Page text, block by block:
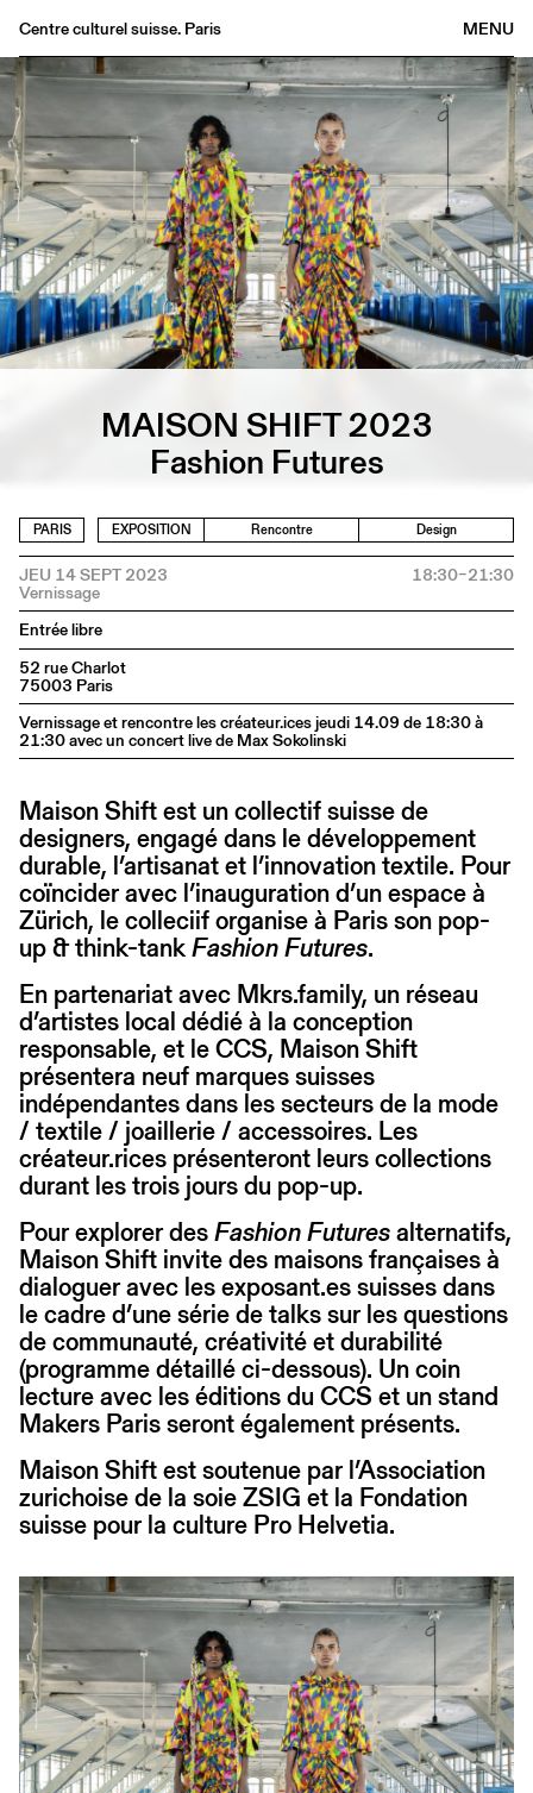
MENU
Centre culturel suisse. Paris
Agenda
Librairie
Buvette
Archives
Médiathèque
Éditions
Informations
FR/EN
MAISON SHIFT 2023
Fashion Futures
PARIS EXPOSITION Rencontre Design
JEU 14 SEPT 2023 18:30–21:30
Entrée libre
52 rue Charlot
75003 Paris
Vernissage et rencontre les créateur.ices jeudi 14.09 de 18:30 à
21:30 avec un concert live de Max Sokolinski
Maison Shift est un collectif suisse de
designers, engagé dans le développement
durable, l’artisanat et l’innovation textile. Pour
coïncider avec l’inauguration d’un espace à
Zürich, le colleciif organise à Paris son pop-
up & think-tankFashion Futures.
En partenariat avec Mkrs.family, un réseau
d’artistes local dédié à la conception
responsable, et le CCS, Maison Shift
présentera neuf marques suisses
indépendantes dans les secteurs de la mode
/ textile / joaillerie / accessoires. Les
créateur.rices présenteront leurs collections
durant les trois jours du pop-up.
Pour explorer desFashion Futuresalternatifs,
Maison Shift invite des maisons françaises à
dialoguer avec les exposant.es suisses dans
le cadre d’une série de talks sur les questions
de communauté, créativité et durabilité
(programme détaillé ci-dessous). Un coin
lecture avec les éditions du CCS et un stand
Makers Paris seront également présents.
Maison Shift est soutenue par l’Association
zurichoise de la soie ZSIG et la Fondation
suisse pour la culture Pro Helvetia.